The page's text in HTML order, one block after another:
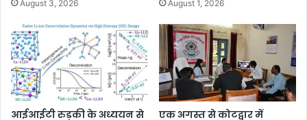
August 3, 2026 August 1, 2026
आईआईटी रुड़की के अध्ययन से
एक अगस्त से कोटद्वार में